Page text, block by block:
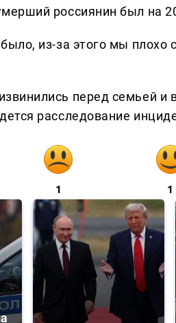
россиянин был на
из-за этого мы
перед семьей и
расследование
1 1